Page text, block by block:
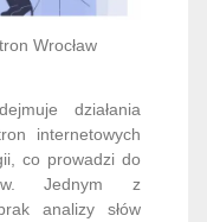
Wrocław
działania
internetowych
co prowadzi do
Jednym z
analizy słów